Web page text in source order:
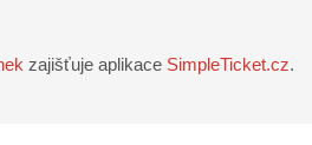
zajišťuje aplikace SimpleTicket.cz.